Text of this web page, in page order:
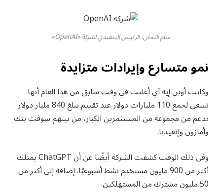
سام ألتمان، الرئيس التنفيذي لشركة «OpenAI»
نمو متسارع وإيرادات متزايدة
وكانت أوبن إيه آي أعلنت في وقت سابق من هذا العام أنها
تسعى لجمع 110 مليارات دولار عند تقييم يبلغ 840 مليار دولار.
بدعم من مجموعة من المستثمرين الكبار، من بينهم سوفت بنك
وأمازون وإنفيديا.
وفي ذلك الوقت كشفت الشركة أيضًا عن أن ChatGPT يمتلك
أكثر من 900 مليون مستخدم نشط أسبوعيًا. إضافة إلى أكثر من
50 مليون مشترك من المستهلكين.